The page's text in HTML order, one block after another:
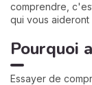
comprendre,
qui vous aideront
Pourquoi
Essayer de